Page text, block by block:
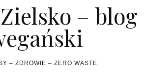
– blog
– ZDROWIE – ZERO WASTE